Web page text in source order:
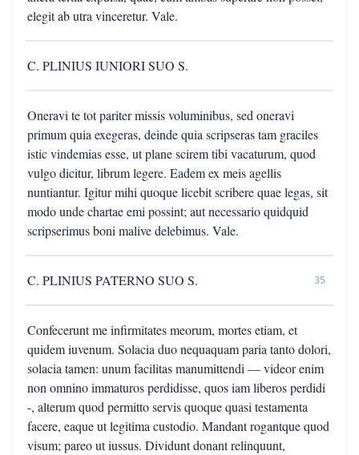
elegit ab utra vinceretur. Vale.
C. PLINIUS IUNIORI SUO S.
Oneravi te tot pariter missis voluminibus, sed oneravi
primum quia exegeras, deinde quia scripseras tam graciles
istic vindemias esse, ut plane scirem tibi vacaturum, quod
vulgo dicitur, librum legere. Eadem ex meis agellis
nuntiantur. Igitur mihi quoque licebit scribere quae legas, sit
modo unde chartae emi possint; aut necessario quidquid
scripserimus boni malive delebimus. Vale.
C. PLINIUS PATERNO SUO S. 35
Confecerunt me infirmitates meorum, mortes etiam, et
quidem iuvenum. Solacia duo nequaquam paria tanto dolori,
solacia tamen: unum facilitas manumittendi — videor enim
non omnino immaturos perdidisse, quos iam liberos perdidi
-, alterum quod permitto servis quoque quasi testamenta
facere, eaque ut legitima custodio. Mandant rogantque quod
visum; pareo ut iussus. Dividunt donant relinquunt,